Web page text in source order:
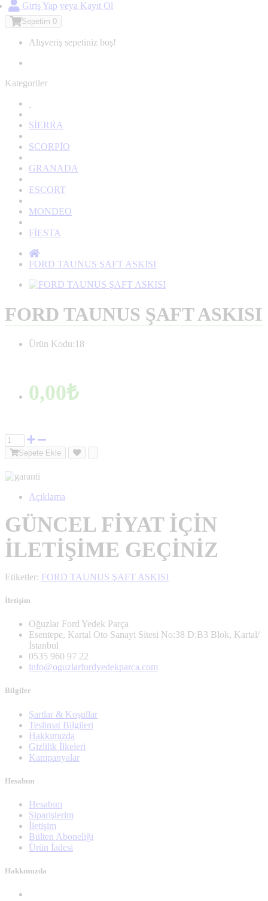
Giriş Yap veya Kayıt Ol
Sepetim 0
Alışveriş sepetiniz boş!
Kategoriler
SİERRA
SCORPİO
GRANADA
ESCORT
MONDEO
FİESTA
FORD TAUNUS ŞAFT ASKISI
FORD TAUNUS ŞAFT ASKISI
Ürün Kodu:18
0,00₺
Sepete Ekle
Açıklama
GÜNCEL FİYAT İÇİN
İLETİŞİME GEÇİNİZ
Etiketler: FORD TAUNUS ŞAFT ASKISI
İletişim
Oğuzlar Ford Yedek Parça
Esentepe, Kartal Oto Sanayi Sitesi No:38 D:B3 Blok, Kartal/
İstanbul
0535 960 97 22
info@oguzlarfordyedekparca.com
Bilgiler
Şartlar & Koşullar
Teslimat Bilgileri
Hakkımızda
Gizlilik İlkeleri
Kampanyalar
Hesabım
Hesabım
Siparişlerim
İletişim
Bülten Aboneliği
Ürün İadesi
Hakkımızda